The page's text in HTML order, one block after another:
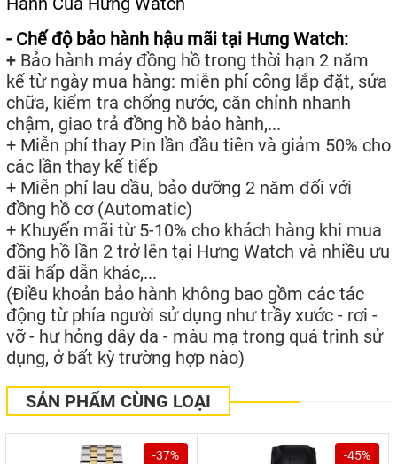
- Chế độ bảo hành hậu mãi tại Hưng Watch:
+ Bảo hành máy đồng hồ trong thời hạn 2 năm
kể từ ngày mua hàng: miễn phí công lắp đặt, sửa
chữa, kiểm tra chống nước, căn chỉnh nhanh
chậm, giao trả đồng hồ bảo hành,...
+ Miễn phí thay Pin lần đầu tiên và giảm 50% cho
các lần thay kế tiếp
+ Miễn phí lau dầu, bảo dưỡng 2 năm đối với
đồng hồ cơ (Automatic)
+ Khuyến mãi từ 5-10% cho khách hàng khi mua
đồng hồ lần 2 trở lên tại Hưng Watch và nhiều ưu
đãi hấp dẫn khác,...
(Điều khoản bảo hành không bao gồm các tác
động từ phía người sử dụng như trầy xước - rơi -
vỡ - hư hỏng dây da - màu mạ trong quá trình sử
dụng, ở bất kỳ trường hợp nào)
SẢN PHẨM CÙNG LOẠI
-37% -45%